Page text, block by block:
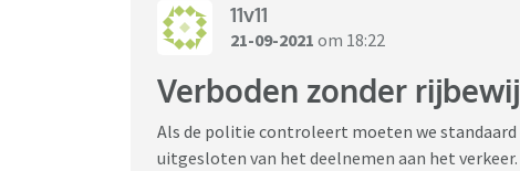
11v11
21-09-2021 om 18:22
Verboden zonder
Als de politie controleert moeten we
uitgesloten van het deelnemen aan het